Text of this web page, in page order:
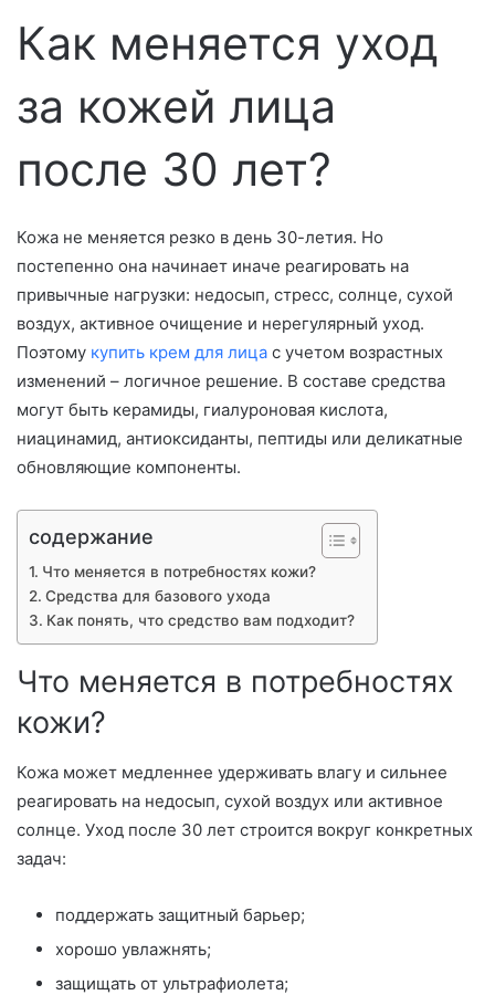
Как меняется уход
за кожей лица
после 30 лет?
Кожа не меняется резко в день 30-летия. Но
постепенно она начинает иначе реагировать на
привычные нагрузки: недосып, стресс, солнце, сухой
воздух, активное очищение и нерегулярный уход.
Поэтому купить крем для лица с учетом возрастных
изменений – логичное решение. В составе средства
могут быть керамиды, гиалуроновая кислота,
ниацинамид, антиоксиданты, пептиды или деликатные
обновляющие компоненты.
содержание
Что меняется в потребностях кожи?
Средства для базового ухода
Как понять, что средство вам подходит?
Что меняется в потребностях
кожи?
Кожа может медленнее удерживать влагу и сильнее
реагировать на недосып, сухой воздух или активное
солнце. Уход после 30 лет строится вокруг конкретных
задач:
поддержать защитный барьер;
хорошо увлажнять;
защищать от ультрафиолета;